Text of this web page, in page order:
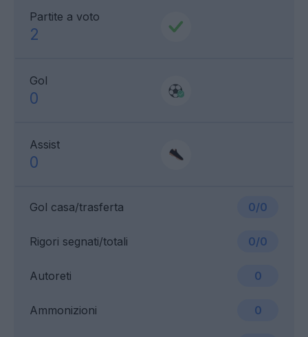
Partite a voto
2
Gol
0
Assist
0
Gol casa/trasferta 0/0
Ammonizioni 0
Rigori segnati/totali 0/0
Autoreti 0